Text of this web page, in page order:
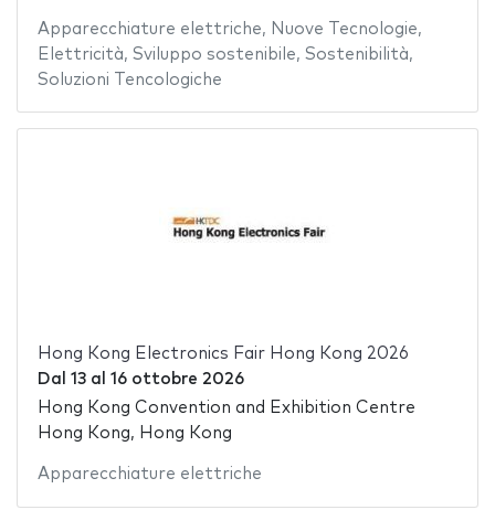
Apparecchiature elettriche, Nuove Tecnologie,
Elettricità, Sviluppo sostenibile, Sostenibilità,
Soluzioni Tencologiche
Hong Kong Electronics Fair Hong Kong 2026
Dal 13al 16 ottobre 2026
Hong Kong Convention and Exhibition Centre
Hong Kong, Hong Kong
Apparecchiature elettriche